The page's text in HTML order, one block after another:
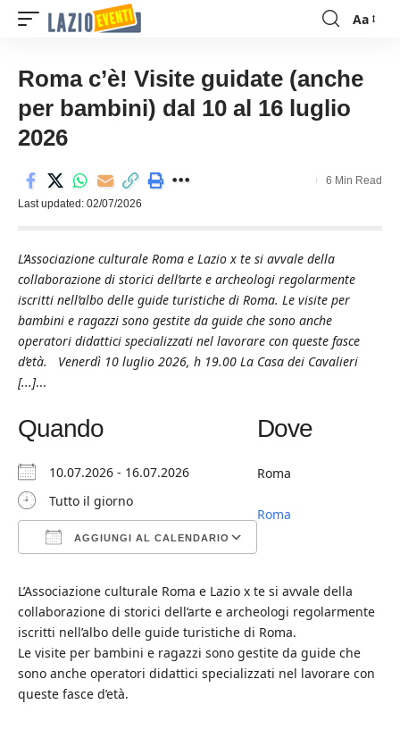
Font
Aa
Roma c’è! Visite guidate (anche
per bambini) dal 10 al 16 luglio
2026
Last updated: 02/07/2026
6 Min Read
L’Associazione culturale Roma e Lazio x te si avvale della
collaborazione di storici dell’arte e archeologi regolarmente
iscritti nell’albo delle guide turistiche di Roma. Le visite per
bambini e ragazzi sono gestite da guide che sono anche
operatori didattici specializzati nel lavorare con queste fasce
d’età. Venerdì 10 luglio 2026, h 19.00 La Casa dei Cavalieri
[...]...
Quando
10.07.2026 - 16.07.2026
Tutto il giorno
AGGIUNGI AL CALENDARIO
Dove
Roma
Roma
L’Associazione culturale Roma e Lazio x te si avvale della
collaborazione di storici dell’arte e archeologi regolarmente
iscritti nell’albo delle guide turistiche di Roma.
Le visite per bambini e ragazzi sono gestite da guide che
sono anche operatori didattici specializzati nel lavorare con
queste fasce d’età.